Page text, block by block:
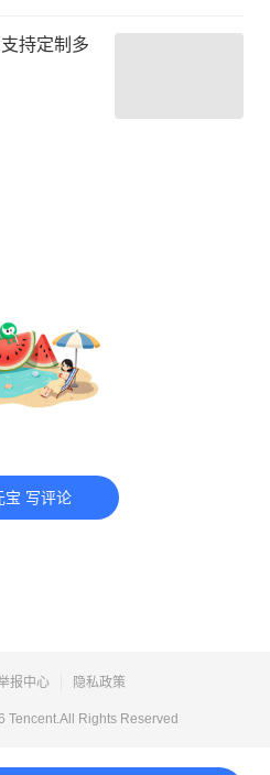
持定制多
宝 写评论
报中心 隐私政策
Tencent.All Rights Reserved